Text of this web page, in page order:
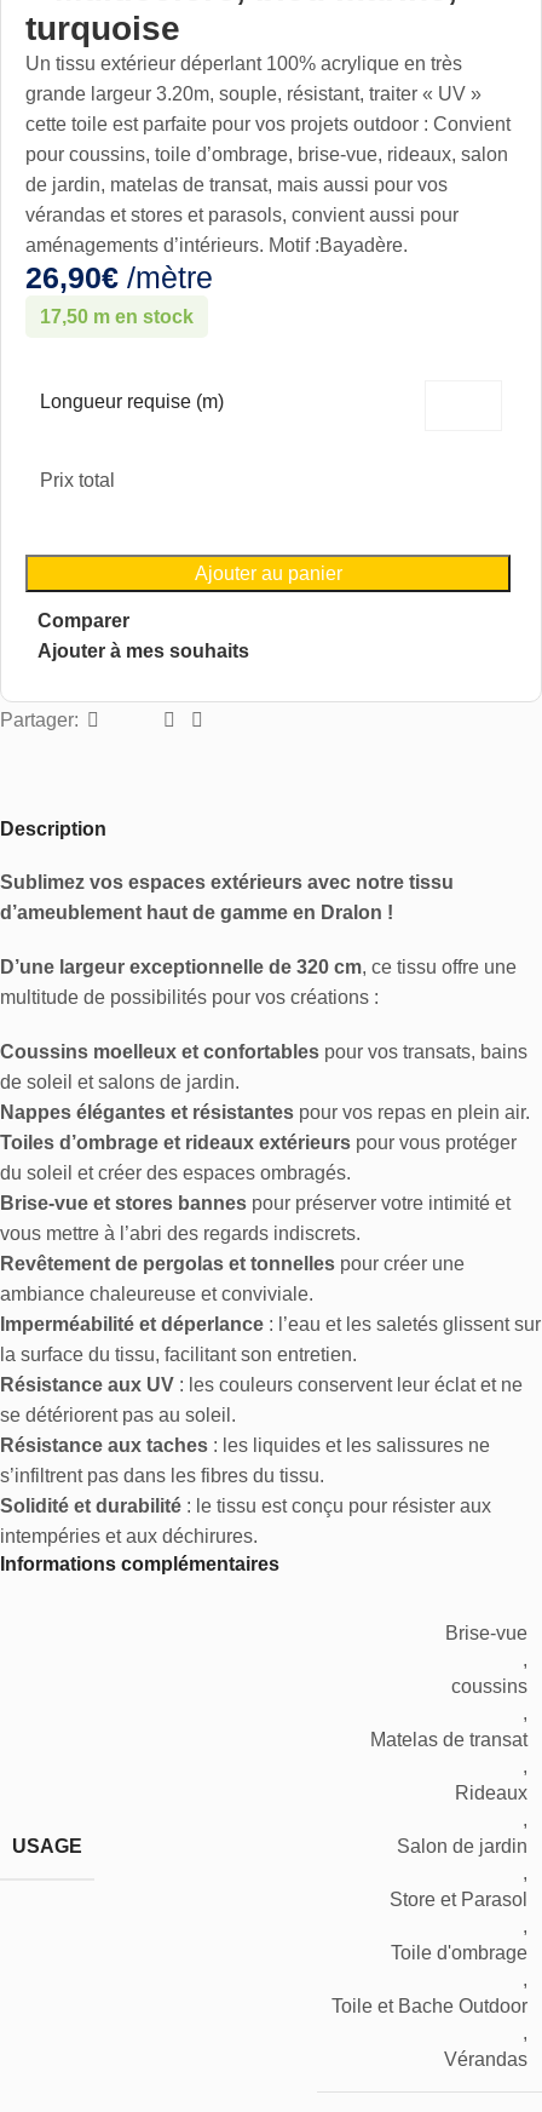
turquoise
Un tissu extérieur déperlant 100% acrylique en très
grande largeur 3.20m, souple, résistant, traiter « UV »
cette toile est parfaite pour vos projets outdoor : Convient
pour coussins, toile d’ombrage, brise-vue, rideaux, salon
de jardin, matelas de transat, mais aussi pour vos
vérandas et stores et parasols, convient aussi pour
aménagements d’intérieurs. Motif :Bayadère.
26,90€ /mètre
17,50 m en stock
Longueur requise (m)
Prix total
Ajouter au panier
Comparer
Ajouter à mes souhaits
Partager:
Description
Sublimez vos espaces extérieurs avec notre tissu
d’ameublement haut de gamme en Dralon !
D’une largeur exceptionnelle de 320 cm, ce tissu offre une
multitude de possibilités pour vos créations :
Coussins moelleux et confortables pour vos transats, bains
de soleil et salons de jardin.
Nappes élégantes et résistantes pour vos repas en plein air.
Toiles d’ombrage et rideaux extérieurs pour vous protéger
du soleil et créer des espaces ombragés.
Brise-vue et stores bannes pour préserver votre intimité et
vous mettre à l’abri des regards indiscrets.
Revêtement de pergolas et tonnelles pour créer une
ambiance chaleureuse et conviviale.
Imperméabilité et déperlance : l’eau et les saletés glissent sur
la surface du tissu, facilitant son entretien.
Résistance aux UV : les couleurs conservent leur éclat et ne
se détériorent pas au soleil.
Résistance aux taches : les liquides et les salissures ne
s’infiltrent pas dans les fibres du tissu.
Solidité et durabilité : le tissu est conçu pour résister aux
intempéries et aux déchirures.
Informations complémentaires
USAGE
Brise-vue
,
coussins
,
Matelas de transat
,
Rideaux
,
Salon de jardin
,
Store et Parasol
,
Toile d'ombrage
,
Toile et Bache Outdoor
,
Vérandas